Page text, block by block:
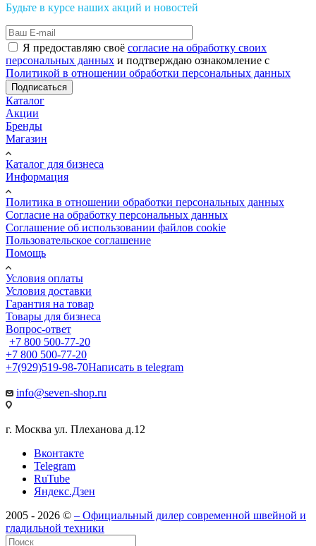
Будьте в курсе наших акций и новостей
Я предоставляю своё согласие на обработку своих
персональных данных и подтверждаю ознакомление с
Политикой в отношении обработки персональных данных
Подписаться
Каталог
Акции
Бренды
Магазин
Каталог для бизнеса
Информация
Политика в отношении обработки персональных данных
Cогласие на обработку персональных данных
Cоглашение об использовании файлов cookie
Пользовательское соглашение
Помощь
Условия оплаты
Условия доставки
Гарантия на товар
Товары для бизнеса
Вопрос-ответ
+7 800 500-77-20
+7 800 500-77-20
+7(929)519-98-70Написать в telegram
info@seven-shop.ru
г. Москва ул. Плеханова д.12
Вконтакте
Telegram
RuTube
Яндекс.Дзен
2005 - 2026 © – Официальный дилер современной швейной и
гладильной техники